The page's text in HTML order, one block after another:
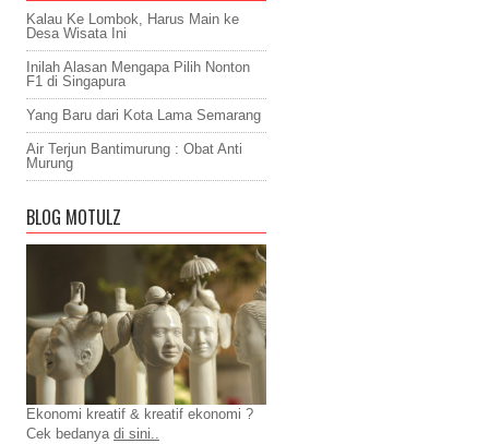
Kalau Ke Lombok, Harus Main ke
Desa Wisata Ini
Inilah Alasan Mengapa Pilih Nonton
F1 di Singapura
Yang Baru dari Kota Lama Semarang
Air Terjun Bantimurung : Obat Anti
Murung
BLOG MOTULZ
Ekonomi kreatif & kreatif ekonomi ?
Cek bedanya di sini..